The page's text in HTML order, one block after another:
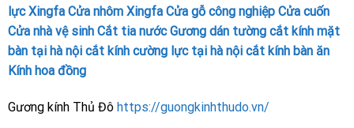
lực Xingfa Cửa nhôm Xingfa Cửa gỗ công nghiệp Cửa cuốn
Cửa nhà vệ sinh Cắt tia nước Gương dán tường cắt kính mặt
bàn tại hà nội cắt kính cường lực tại hà nội cắt kính bàn ăn
Kính hoa đồng
Gương kính Thủ Đô https://guongkinhthudo.vn/